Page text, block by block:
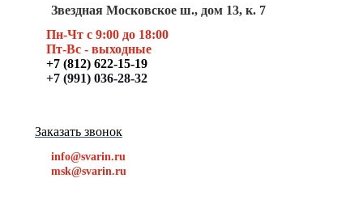
Звездная Московское ш., дом 13, к. 7
Пн-Чт с 9:00 до 18:00
Пт-Вс - выходные
+7 (812) 622-15-19
+7 (991) 036-28-32
Заказать звонок
info@svarin.ru
msk@svarin.ru